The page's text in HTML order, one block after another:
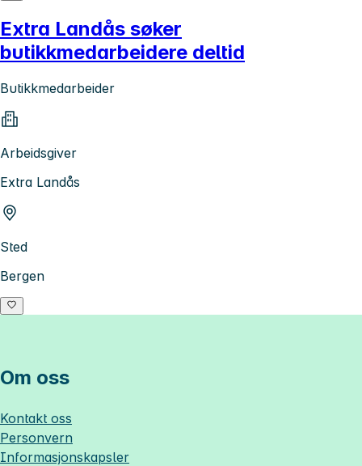
Extra Landås søker
butikkmedarbeidere deltid
Butikkmedarbeider
Arbeidsgiver
Extra Landås
Sted
Bergen
Om oss
Kontakt oss
Personvern
Informasjonskapsler